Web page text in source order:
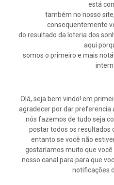
está
também no nosso
consequentemente
do resultado da loteria dos
aqui
somos o primeiro e mais
Olá, seja bem vindo! em
agradecer por dar preferencia
nós fazemos de tudo seja
postar todos os resultados
entanto se você não
gostaríamos muito que
nosso canal para para que
notificações